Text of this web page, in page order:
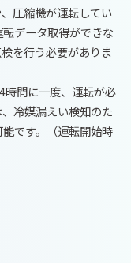
圧縮機が運転してい
データ取得ができな
を行う必要がありま
間に一度、運転が必
冷媒漏えい検知のた
です。（運転開始時